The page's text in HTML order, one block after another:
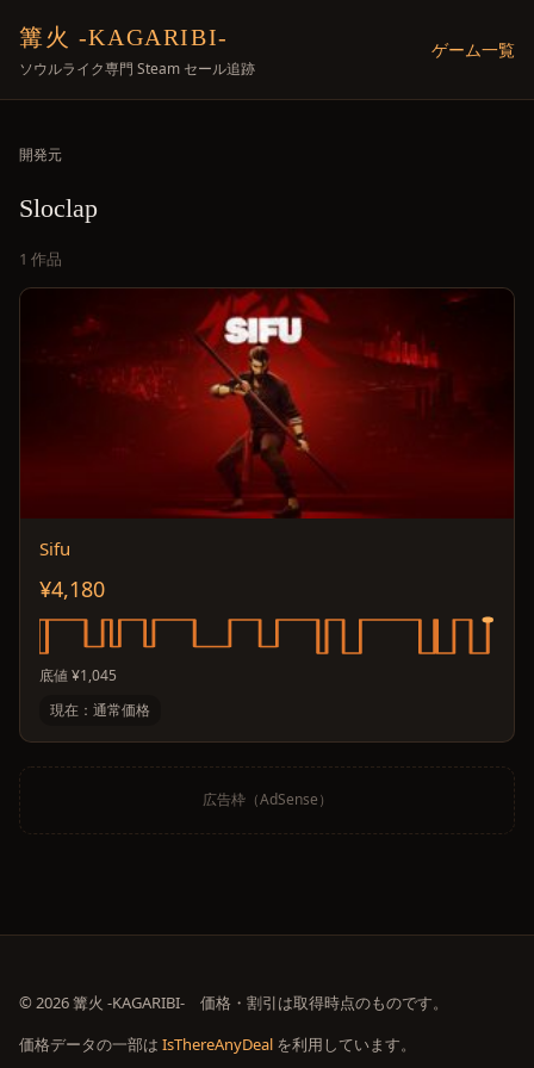
篝火 -KAGARIBI-
ソウルライク専門 Steam セール追跡
ゲーム一覧
開発元
Sloclap
1 作品
Sifu
¥4,180
底値 ¥1,045
現在：通常価格
広告枠（AdSense）
© 2026 篝火 -KAGARIBI- 価格・割引は取得時点のものです。
価格データの一部は IsThereAnyDeal を利用しています。